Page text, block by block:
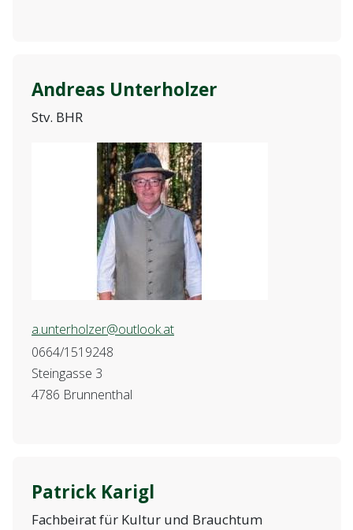
Andreas Unterholzer
Stv. BHR
a.unterholzer@outlook.at
0664/1519248
Steingasse 3
4786 Brunnenthal
Patrick Karigl
Fachbeirat für Kultur und Brauchtum